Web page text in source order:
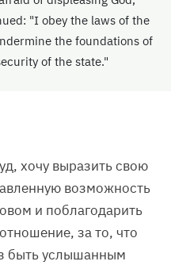
"I obey the laws of the
the foundations of
of the state."
хочу выразить свою
возможность
и поблагодарить
за то, что
быть услышанным